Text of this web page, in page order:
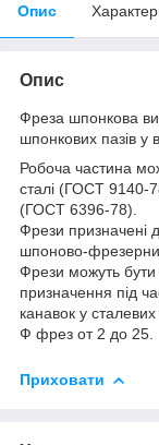
Опис
Опис
Фреза шпонкова
шпонкових пазів у
Робоча частина
сталі (ГОСТ 9140-
(ГОСТ 6396-78).
Фрези призначені
шпоново-
Фрези можуть бути
призначення під
канавок у
Ф фрез от 2 до 25.
Приховати